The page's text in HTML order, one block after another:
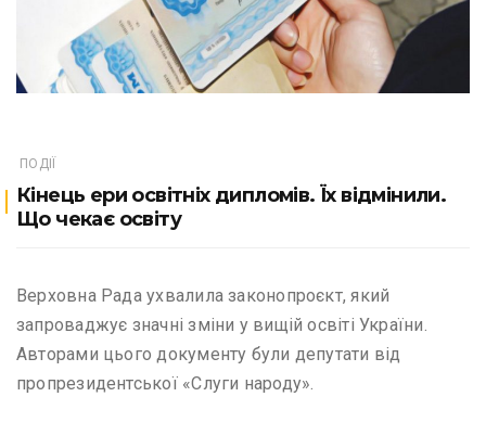
ПОДІЇ
Кінець ери освітніх дипломів. Їх відмінили.
Що чекає освіту
Верховна Рада ухвалила законопроєкт, який
запроваджує значні зміни у вищій освіті України.
Авторами цього документу були депутати від
пропрезидентської «Слуги народу».